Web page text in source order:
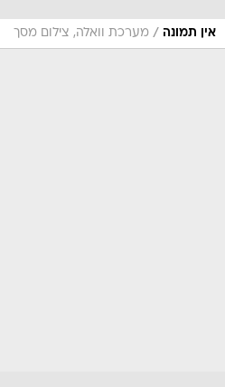
אין תמונה / מערכת וואלה, צילום מסך